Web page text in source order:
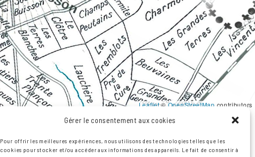
Gérer le consentement aux cookies
Pour offrir les meilleures expériences, nous utilisons des technologies telles que les
cookies pour stocker et/ou accéder aux informations des appareils. Le fait de consentir à
Leaflet,©OpenStreetMap contributors